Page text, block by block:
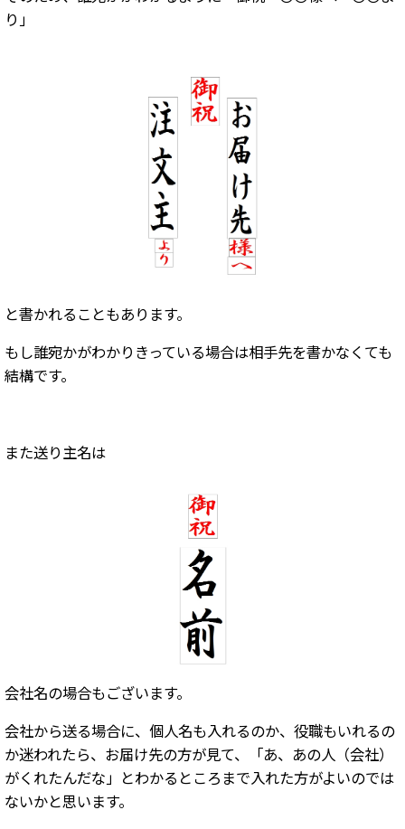
り」
と書かれることもあります。
もし誰宛かがわかりきっている場合は相手先を書かなくても
結構です。
また送り主名は
会社名の場合もございます。
会社から送る場合に、個人名も入れるのか、役職もいれるの
か迷われたら、お届け先の方が見て、「あ、あの人（会社）
がくれたんだな」とわかるところまで入れた方がよいのでは
ないかと思います。